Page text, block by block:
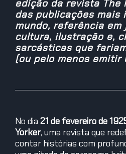
edição da revista The
das publicações mais
mundo, referência em
cultura, ilustração e,
sarcásticas que
(ou pelo menos emitir
No dia 21 de fevereiro de
Yorker, uma revista que
contar histórias com